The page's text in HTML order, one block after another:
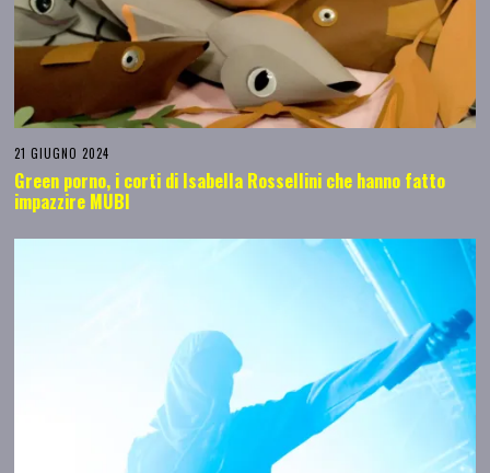
21 GIUGNO 2024
Green porno, i corti di Isabella Rossellini che hanno fatto
impazzire MUBI